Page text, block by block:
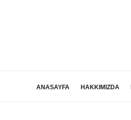
ANASAYFA HAKKIMIZDA